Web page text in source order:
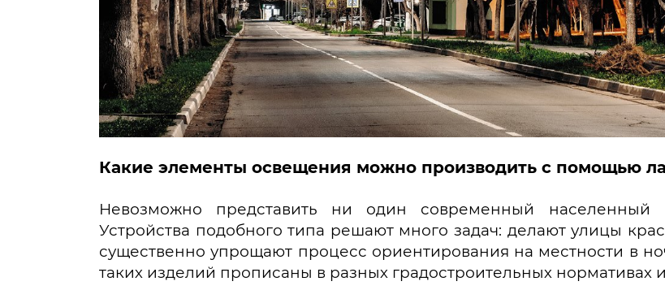
Какие элементы освещения можно производить с помощью
Невозможно представить ни один современный населенный
Устройства подобного типа решают много задач: делают улицы
существенно упрощают процесс ориентирования на местности в
таких изделий прописаны в разных градостроительных нормативах